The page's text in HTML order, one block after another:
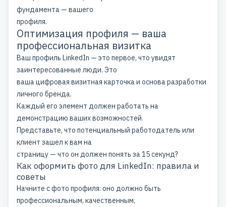
фундамента — вашего
профиля.
Оптимизация профиля — ваша
профессиональная визитка
Ваш профиль LinkedIn — это первое, что увидят
заинтересованные люди. Это
ваша цифровая визитная карточка и основаразработки
личного бренда.
Каждый его элемент должен работать на
демонстрацию ваших возможностей.
Представьте, что потенциальный работодатель или
клиент зашел к вам на
страницу — что он должен понять за 15 секунд?
Как оформить фото для LinkedIn: правила и
советы
Начните с фото профиля: оно должно быть
профессиональным, качественным,